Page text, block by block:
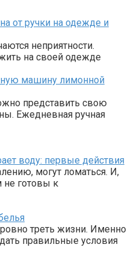
от ручки на одежде и
неприятности.
на своей одежде
машину лимонной
представить свою
Ежедневная ручная
воду: первые действия
могут ломаться. И,
не готовы к
треть жизни. Именно
правильные условия